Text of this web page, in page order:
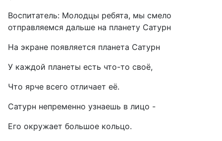
Воспитатель: Молодцы ребята, мы смело
отправляемся дальше на планету Сатурн
На экране появляется планета Сатурн
У каждой планеты есть что-то своё,
Что ярче всего отличает её.
Сатурн непременно узнаешь в лицо -
Его окружает большое кольцо.